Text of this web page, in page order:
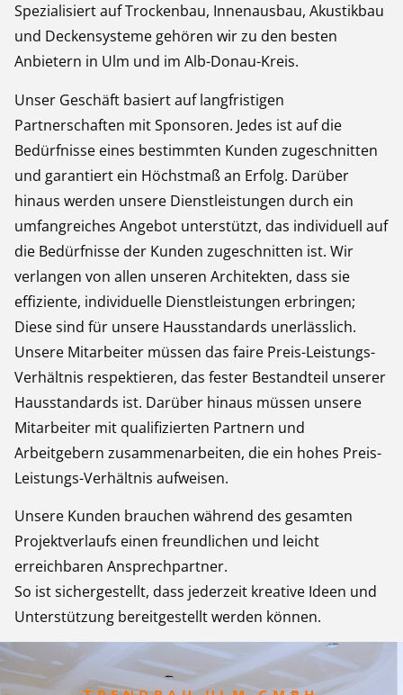
Spezialisiert auf Trockenbau, Innenausbau, Akustikbau
und Deckensysteme gehören wir zu den besten
Anbietern in Ulm und im Alb-Donau-Kreis.
Unser Geschäft basiert auf langfristigen
Partnerschaften mit Sponsoren. Jedes ist auf die
Bedürfnisse eines bestimmten Kunden zugeschnitten
und garantiert ein Höchstmaß an Erfolg. Darüber
hinaus werden unsere Dienstleistungen durch ein
umfangreiches Angebot unterstützt, das individuell auf
die Bedürfnisse der Kunden zugeschnitten ist. Wir
verlangen von allen unseren Architekten, dass sie
effiziente, individuelle Dienstleistungen erbringen;
Diese sind für unsere Hausstandards unerlässlich.
Unsere Mitarbeiter müssen das faire Preis-Leistungs-
Verhältnis respektieren, das fester Bestandteil unserer
Hausstandards ist. Darüber hinaus müssen unsere
Mitarbeiter mit qualifizierten Partnern und
Arbeitgebern zusammenarbeiten, die ein hohes Preis-
Leistungs-Verhältnis aufweisen.
Unsere Kunden brauchen während des gesamten
Projektverlaufs einen freundlichen und leicht
erreichbaren Ansprechpartner.
So ist sichergestellt, dass jederzeit kreative Ideen und
Unterstützung bereitgestellt werden können.